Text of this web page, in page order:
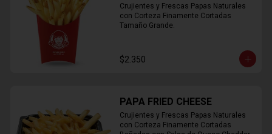
Crujientes y Frescas Papas Naturales
con Corteza Finamente Cortadas
Tamaño Grande.
$2.350
PAPA FRIED CHEESE
Crujientes y Frescas Papas Naturales
con Corteza Finamente Cortadas